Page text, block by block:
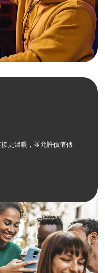
更溫暖，並允許價值傳